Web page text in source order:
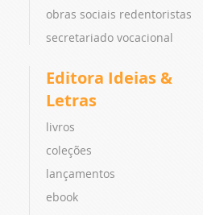
obras sociais redentoristas
secretariado vocacional
Editora Ideias &
Letras
livros
coleções
lançamentos
ebook